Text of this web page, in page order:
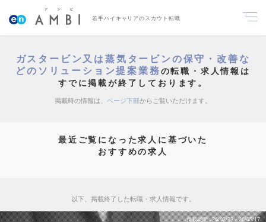
若手ハイキャリアのスカウト転職
ガスタービン又は蒸気タービンの保守・改善な
どのソリューション提案業務の転職・求人情報は
すでに掲載が終了しております。
掲載時の情報は、 ページ下部からご覧いただけます。
最近ご覧になった求人に基づいた
おすすめの求人
以下、掲載終了した転職・求人情報です。
掲載期間 26/03/23～26/05/17